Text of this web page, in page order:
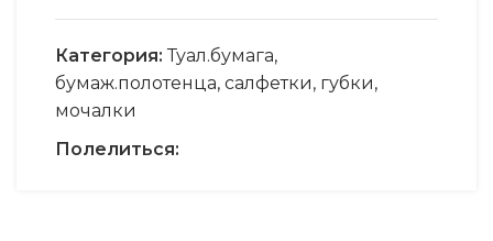
Категория: Туал.бумага,
бумаж.полотенца, салфетки, губки,
мочалки
Полелиться: